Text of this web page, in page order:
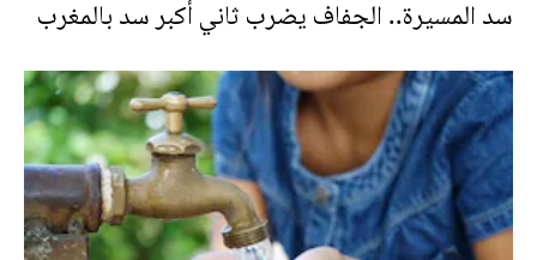
سد المسيرة.. الجفاف يضرب ثاني أكبر سد بالمغرب